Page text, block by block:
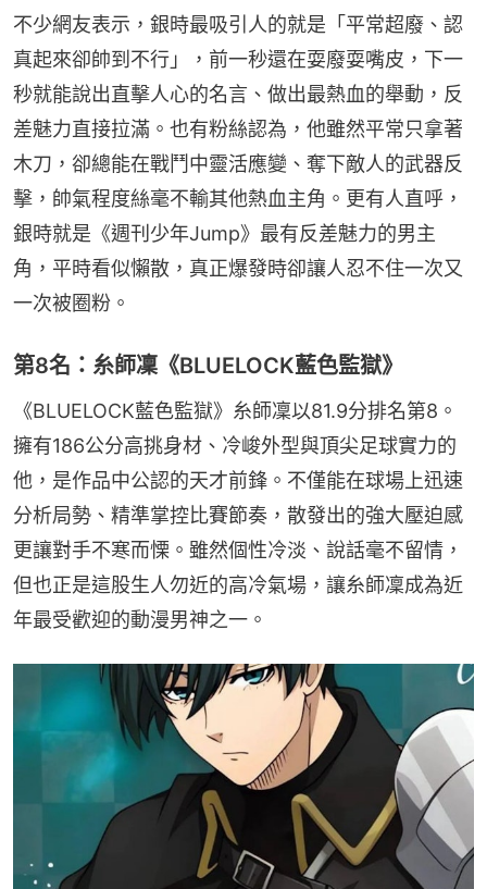
不少網友表示，銀時最吸引人的就是「平常超廢、認
真起來卻帥到不行」，前一秒還在耍廢耍嘴皮，下一
秒就能說出直擊人心的名言、做出最熱血的舉動，反
差魅力直接拉滿。也有粉絲認為，他雖然平常只拿著
木刀，卻總能在戰鬥中靈活應變、奪下敵人的武器反
擊，帥氣程度絲毫不輸其他熱血主角。更有人直呼，
銀時就是《週刊少年Jump》最有反差魅力的男主
角，平時看似懶散，真正爆發時卻讓人忍不住一次又
一次被圈粉。
第8名：糸師凜《BLUELOCK藍色監獄》
《BLUELOCK藍色監獄》糸師凜以81.9分排名第8。
擁有186公分高挑身材、冷峻外型與頂尖足球實力的
他，是作品中公認的天才前鋒。不僅能在球場上迅速
分析局勢、精準掌控比賽節奏，散發出的強大壓迫感
更讓對手不寒而慄。雖然個性冷淡、說話毫不留情，
但也正是這股生人勿近的高冷氣場，讓糸師凜成為近
年最受歡迎的動漫男神之一。